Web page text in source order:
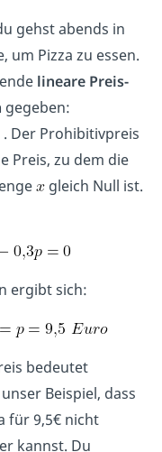
gehst abends in
um Pizza zu essen.
lineare Preis-
gegeben:
. Der Prohibitivpreis
Preis, zu dem die
gleich Null ist.
ergibt sich:
bedeutet
Beispiel, dass
für 9,5€ nicht
kannst. Du